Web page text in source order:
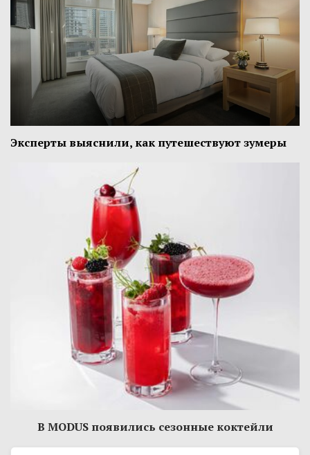
Эксперты выяснили, как путешествуют зумеры
В MODUS появились сезонные коктейли